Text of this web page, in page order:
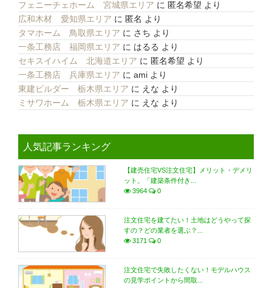
フェニーチェホーム 宮城県エリア に 匿名希望 より
広和木材 愛知県エリア に 匿名 より
タマホーム 鳥取県エリア に さち より
一条工務店 福岡県エリア に はるる より
セキスイハイム 北海道エリア に 匿名希望 より
一条工務店 兵庫県エリア に ami より
東建ビルダー 栃木県エリア に えな より
ミサワホーム 栃木県エリア に えな より
人気記事ランキング
【建売住宅VS注文住宅】メリット・デメリ
ット。「建築条件付き...
3964
0
注文住宅を建てたい！土地はどうやって探
すの？どの業者を選ぶ？...
3171
0
注文住宅で失敗したくない！モデルハウス
の見学ポイントから間取...